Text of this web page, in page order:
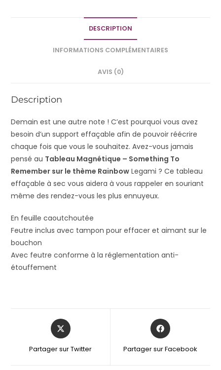
DESCRIPTION
INFORMATIONS COMPLÉMENTAIRES
AVIS (0)
Description
Demain est une autre note ! C’est pourquoi vous avez
besoin d’un support effaçable afin de pouvoir réécrire
chaque fois que vous le souhaitez. Avez-vous jamais
pensé au Tableau Magnétique – Something To
Remember sur le thème Rainbow Legami ? Ce tableau
effaçable à sec vous aidera à vous rappeler en souriant
même des rendez-vous les plus ennuyeux.
En feuille caoutchoutée
Feutre inclus avec tampon pour effacer et aimant sur le
bouchon
Avec feutre conforme à la réglementation anti-
étouffement
Partager sur Twitter Partager sur Facebook